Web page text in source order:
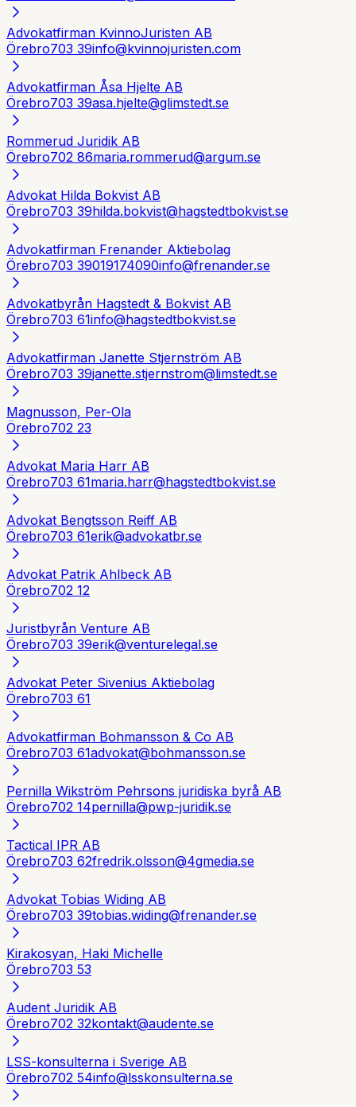
Advokatfirman KvinnoJuristen AB
Örebro703 39info@kvinnojuristen.com
Advokatfirman Åsa Hjelte AB
Örebro703 39asa.hjelte@glimstedt.se
Rommerud Juridik AB
Örebro702 86maria.rommerud@argum.se
Advokat Hilda Bokvist AB
Örebro703 39hilda.bokvist@hagstedtbokvist.se
Advokatfirman Frenander Aktiebolag
Örebro703 39019174090info@frenander.se
Advokatbyrån Hagstedt & Bokvist AB
Örebro703 61info@hagstedtbokvist.se
Advokatfirman Janette Stjernström AB
Örebro703 39janette.stjernstrom@limstedt.se
Magnusson, Per-Ola
Örebro702 23
Advokat Maria Harr AB
Örebro703 61maria.harr@hagstedtbokvist.se
Advokat Bengtsson Reiff AB
Örebro703 61erik@advokatbr.se
Advokat Patrik Ahlbeck AB
Örebro702 12
Juristbyrån Venture AB
Örebro703 39erik@venturelegal.se
Advokat Peter Sivenius Aktiebolag
Örebro703 61
Advokatfirman Bohmansson & Co AB
Örebro703 61advokat@bohmansson.se
Pernilla Wikström Pehrsons juridiska byrå AB
Örebro702 14pernilla@pwp-juridik.se
Tactical IPR AB
Örebro703 62fredrik.olsson@4gmedia.se
Advokat Tobias Widing AB
Örebro703 39tobias.widing@frenander.se
Kirakosyan, Haki Michelle
Örebro703 53
Audent Juridik AB
Örebro702 32kontakt@audente.se
LSS-konsulterna i Sverige AB
Örebro702 54info@lsskonsulterna.se